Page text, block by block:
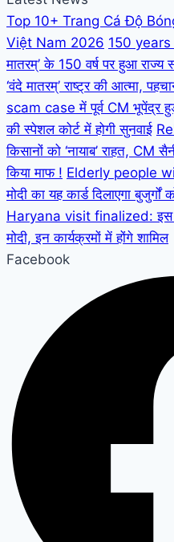
Top 10+ Trang Cá Độ
Việt Nam 2026 150 years
मातरम्’ के 150 वर्ष पर हुआ
‘वंदे मातरम्’ राष्ट्र की आत्मा,
scam case में पूर्व CM भूपेंद्र
की स्पेशल कोर्ट में होगी सुनवाई
किसानों को ‘नायाब’ राहत, CM
किया माफ ! Elderly people
मोदी का यह कार्ड दिलाएगा
Haryana visit finalized: इस
मोदी, इन कार्यक्रमों में होंगे शामिल
Facebook